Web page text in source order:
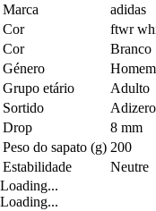
Marca
adidas
Cor
ftwr
Cor
Branco
Género
Homem
Grupo etário
Adulto
Sortido
Drop
8 mm
Peso do sapato (g) 200
Estabilidade
Neutre
Loading...
Loading...